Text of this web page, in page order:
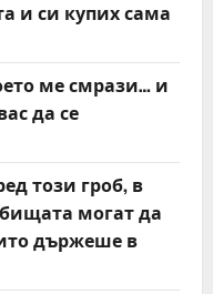
и си купих сама
ме смрази… и
да се
този гроб, в
могат да
държеше в